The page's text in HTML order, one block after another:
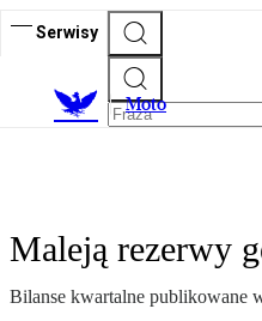
Serwisy
Moto
Maleją rezerwy
Bilanse kwartalne publikowane